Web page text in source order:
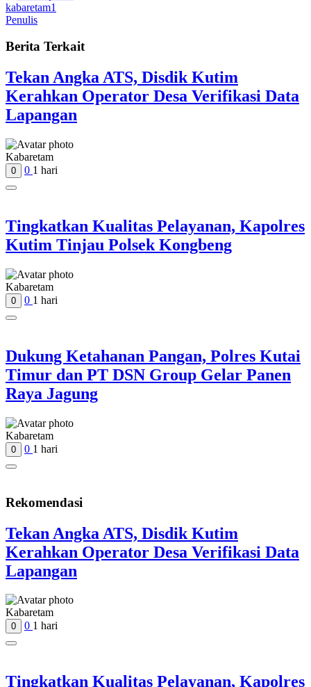
kabaretam1
Penulis
Berita Terkait
Tekan Angka ATS, Disdik Kutim
Kerahkan Operator Desa Verifikasi Data
Lapangan
Kabaretam
0 0 1 hari
Tingkatkan Kualitas Pelayanan, Kapolres
Kutim Tinjau Polsek Kongbeng
Kabaretam
0 0 1 hari
Dukung Ketahanan Pangan, Polres Kutai
Timur dan PT DSN Group Gelar Panen
Raya Jagung
Kabaretam
0 0 1 hari
Rekomendasi
Tekan Angka ATS, Disdik Kutim
Kerahkan Operator Desa Verifikasi Data
Lapangan
Kabaretam
0 0 1 hari
Tingkatkan Kualitas Pelayanan, Kapolres